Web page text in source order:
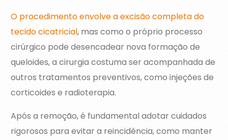
O procedimento envolve a excisão completa do
tecido cicatricial, mas como o próprio processo
cirúrgico pode desencadear nova formação de
queloides, a cirurgia costuma ser acompanhada de
outros tratamentos preventivos, como injeções de
corticoides e radioterapia.
Após a remoção, é fundamental adotar cuidados
rigorosos para evitar a reincidência, como manter